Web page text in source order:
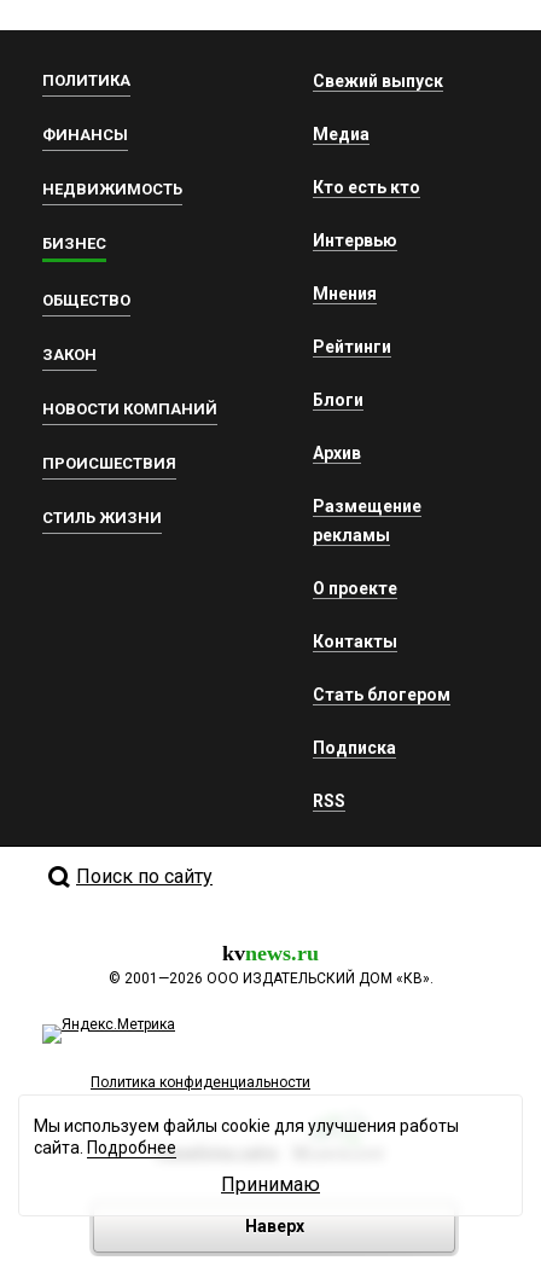
ПОЛИТИКА
ФИНАНСЫ
НЕДВИЖИМОСТЬ
БИЗНЕС
ОБЩЕСТВО
ЗАКОН
НОВОСТИ КОМПАНИЙ
ПРОИСШЕСТВИЯ
СТИЛЬ ЖИЗНИ
Свежий выпуск
Медиа
Кто есть кто
Интервью
Мнения
Рейтинги
Блоги
Архив
Размещение
рекламы
О проекте
Контакты
Стать блогером
Подписка
RSS
Поиск по сайту
kvnews.ru
© 2001—2026 ООО ИЗДАТЕЛЬСКИЙ ДОМ «КВ».
Политика конфиденциальности
Разработка сайта
Наверх
Мы используем файлы cookie для улучшения работы
сайта. Подробнее
Принимаю